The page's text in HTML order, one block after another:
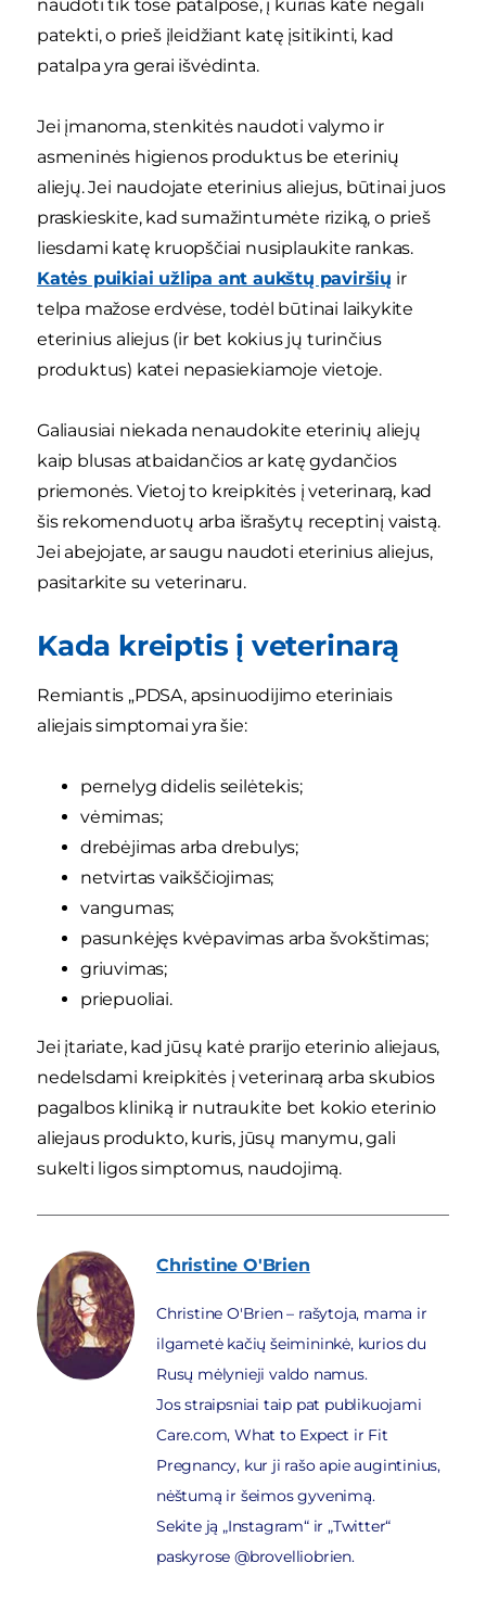
naudoti tik tose patalpose, į kurias katė negali
patekti, o prieš įleidžiant katę įsitikinti, kad
patalpa yra gerai išvėdinta.
Jei įmanoma, stenkitės naudoti valymo ir
asmeninės higienos produktus be eterinių
aliejų. Jei naudojate eterinius aliejus, būtinai juos
praskieskite, kad sumažintumėte riziką, o prieš
liesdami katę kruopščiai nusiplaukite rankas.
Katės puikiai užlipa ant aukštų paviršių ir
telpa mažose erdvėse, todėl būtinai laikykite
eterinius aliejus (ir bet kokius jų turinčius
produktus) katei nepasiekiamoje vietoje.
Galiausiai niekada nenaudokite eterinių aliejų
kaip blusas atbaidančios ar katę gydančios
priemonės. Vietoj to kreipkitės į veterinarą, kad
šis rekomenduotų arba išrašytų receptinį vaistą.
Jei abejojate, ar saugu naudoti eterinius aliejus,
pasitarkite su veterinaru.
Kada kreiptis į veterinarą
Remiantis „PDSA, apsinuodijimo eteriniais
aliejais simptomai yra šie:
pernelyg didelis seilėtekis;
vėmimas;
drebėjimas arba drebulys;
netvirtas vaikščiojimas;
vangumas;
pasunkėjęs kvėpavimas arba švokštimas;
griuvimas;
priepuoliai.
Jei įtariate, kad jūsų katė prarijo eterinio aliejaus,
nedelsdami kreipkitės į veterinarą arba skubios
pagalbos kliniką ir nutraukite bet kokio eterinio
aliejaus produkto, kuris, jūsų manymu, gali
sukelti ligos simptomus, naudojimą.
Christine O'Brien
Christine O'Brien – rašytoja, mama ir
ilgametė kačių šeimininkė, kurios du
Rusų mėlynieji valdo namus.
Jos straipsniai taip pat publikuojami
Care.com, What to Expect ir Fit
Pregnancy, kur ji rašo apie augintinius,
nėštumą ir šeimos gyvenimą.
Sekite ją „Instagram“ ir „Twitter“
paskyrose @brovelliobrien.